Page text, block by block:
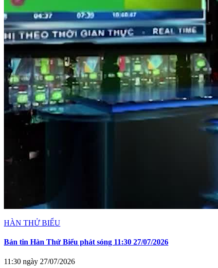
HÀN THỬ BIỂU
Bản tin Hàn Thử Biểu phát sóng 11:30 27/07/2026
11:30 ngày 27/07/2026